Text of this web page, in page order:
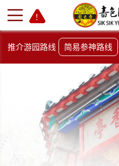
推介游园路线 简易参神路线